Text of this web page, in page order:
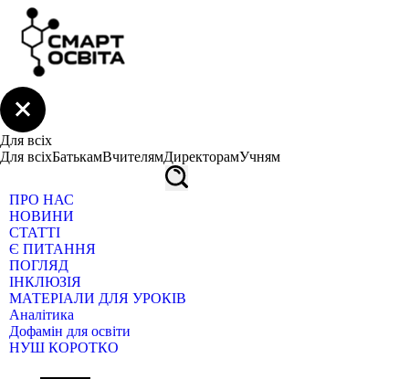
Для всіх
Для всіхБатькамВчителямДиректорамУчням
ПРО НАС
НОВИНИ
СТАТТІ
Є ПИТАННЯ
ПОГЛЯД
ІНКЛЮЗІЯ
МАТЕРІАЛИ ДЛЯ УРОКІВ
Аналітика
Дофамін для освіти
НУШ КОРОТКО